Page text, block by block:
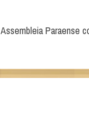
Assembleia Paraense